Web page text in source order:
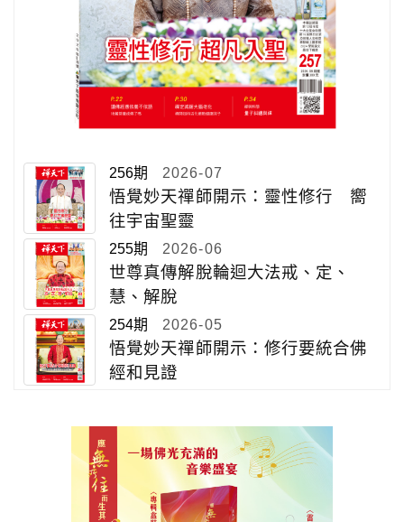
256期 2026-07
悟覺妙天禪師開示：靈性修行 嚮
往宇宙聖靈
255期 2026-06
世尊真傳解脫輪迴大法戒、定、
慧、解脫
254期 2026-05
悟覺妙天禪師開示：修行要統合佛
經和見證